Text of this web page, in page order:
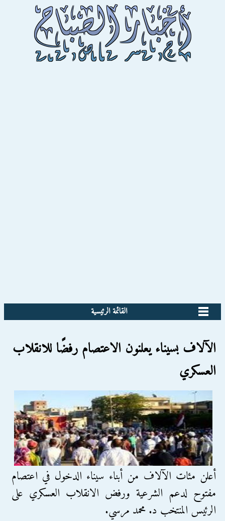
القائمة الرئيسية
الآلاف بسيناء يعلنون الاعتصام رفضًا للانقلاب
العسكري
أعلن مئات الآلاف من أبناء سيناء الدخول في اعتصام
مفتوح لدعم الشرعية ورفض الانقلاب العسكري على
الرئيس المنتخب د. محمد مرسي.